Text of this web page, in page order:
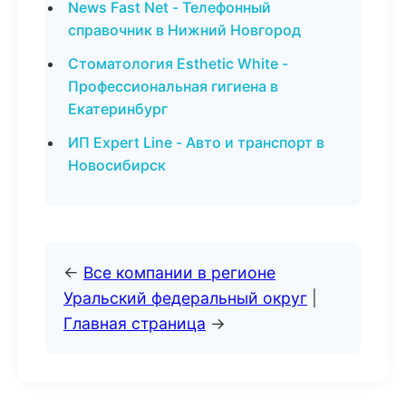
News Fast Net - Телефонный
справочник в Нижний Новгород
Стоматология Esthetic White -
Профессиональная гигиена в
Екатеринбург
ИП Expert Line - Авто и транспорт в
Новосибирск
← Все компании в регионе
Уральский федеральный округ
Главная страница →